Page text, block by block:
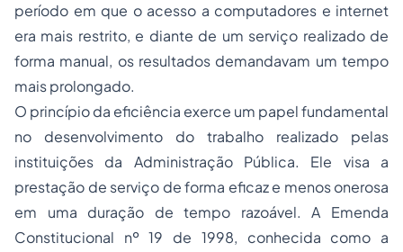
período em que o acesso a computadores e internet
era mais restrito, e diante de um serviço realizado de
forma manual, os resultados demandavam um tempo
mais prolongado.
O princípio da eficiência exerce um papel fundamental
no desenvolvimento do trabalho realizado pelas
instituições da Administração Pública. Ele visa a
prestação de serviço de forma eficaz e menos onerosa
em uma duração de tempo razoável. A Emenda
Constitucional nº 19 de 1998, conhecida como a